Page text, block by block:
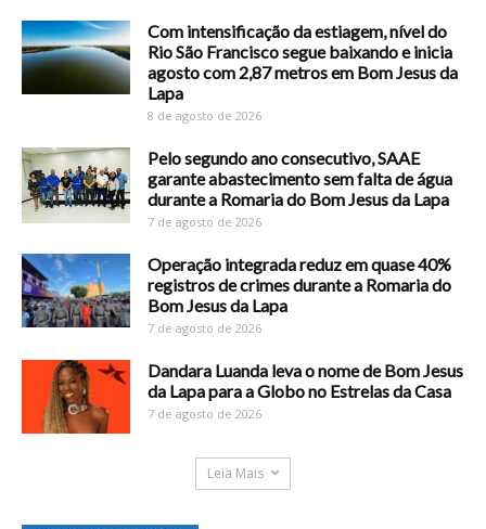
Com intensificação da estiagem, nível do
Rio São Francisco segue baixando e inicia
agosto com 2,87 metros em Bom Jesus da
Lapa
8 de agosto de 2026
Pelo segundo ano consecutivo, SAAE
garante abastecimento sem falta de água
durante a Romaria do Bom Jesus da Lapa
7 de agosto de 2026
Operação integrada reduz em quase 40%
registros de crimes durante a Romaria do
Bom Jesus da Lapa
7 de agosto de 2026
Dandara Luanda leva o nome de Bom Jesus
da Lapa para a Globo no Estrelas da Casa
7 de agosto de 2026
Leia Mais